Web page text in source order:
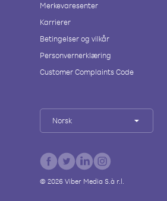
Merkevaresenter
Karrierer
Betingelser og vilkår
Personvernerklæring
Customer Complaints Code
Norsk
© 2026Viber Media S.à r.l.